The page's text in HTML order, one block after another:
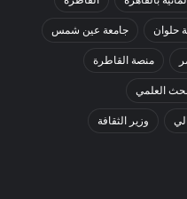
حلوان جامعة عين شمس
منصة القاطرة
العلمي
وزير الثقافة